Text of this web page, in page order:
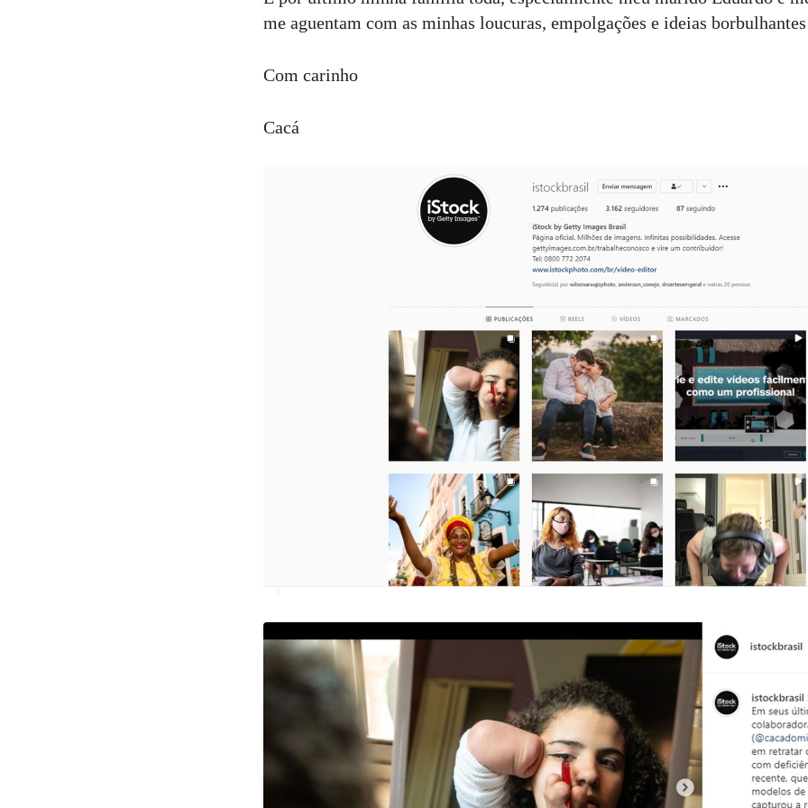
me aguentam com as minhas loucuras, empolgações e ideias
Com carinho
Cacá